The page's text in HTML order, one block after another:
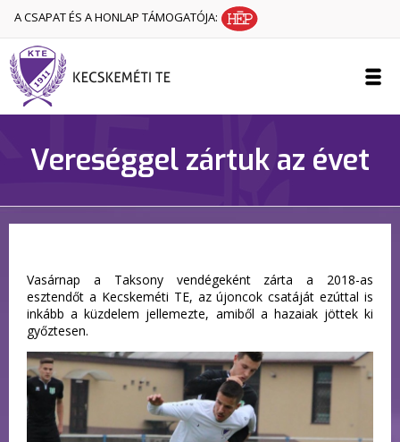
A CSAPAT ÉS A HONLAP TÁMOGATÓJA:
Vereséggel zártuk az évet
Vasárnap a Taksony vendégeként zárta a 2018-as
esztendőt a Kecskeméti TE, az újoncok csatáját ezúttal is
inkább a küzdelem jellemezte, amiből a hazaiak jöttek ki
győztesen.